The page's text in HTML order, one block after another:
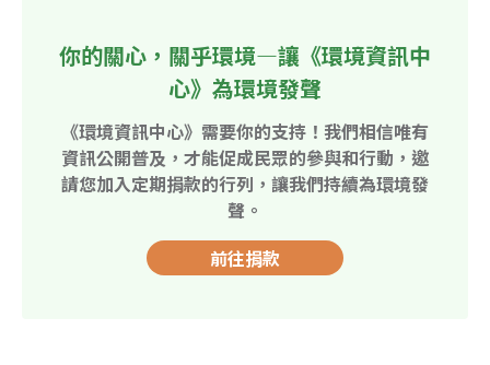
你的關心，關乎環境—讓《環境資訊中
心》為環境發聲
《環境資訊中心》需要你的支持！我們相信唯有
資訊公開普及，才能促成民眾的參與和行動，邀
請您加入定期捐款的行列，讓我們持續為環境發
聲。
前往捐款